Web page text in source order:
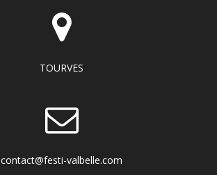
TOURVES
contact@festi-valbelle.com